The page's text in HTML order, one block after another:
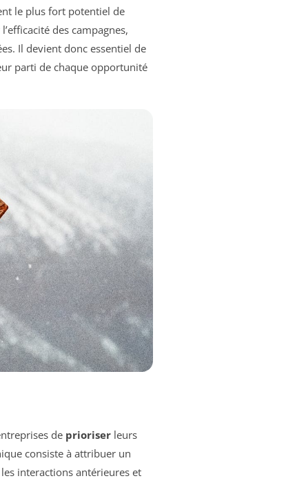
le plus fort potentiel de
des campagnes,
Il devient donc essentiel de
parti de chaque opportunité
de prioriser leurs
consiste à attribuer un
interactions antérieures et